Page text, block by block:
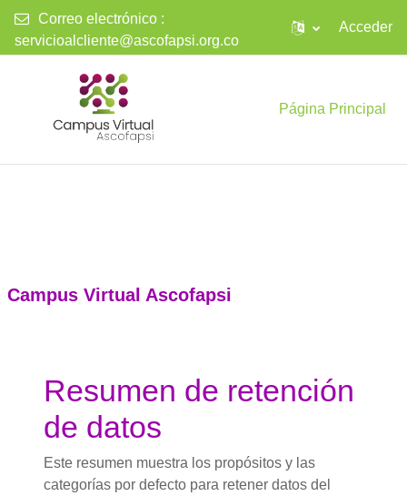
Correo electrónico :
servicioalcliente@ascofapsi.org.co
Acceder
Página Principal
Campus Virtual Ascofapsi
Resumen de retención
de datos
Este resumen muestra los propósitos y las
categorías por defecto para retener datos del